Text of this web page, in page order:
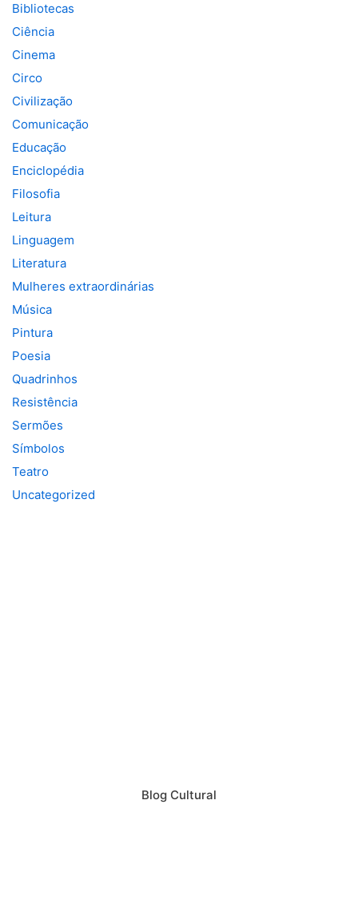
Bibliotecas
Ciência
Cinema
Circo
Civilização
Comunicação
Educação
Enciclopédia
Filosofia
Leitura
Linguagem
Literatura
Mulheres extraordinárias
Música
Pintura
Poesia
Quadrinhos
Resistência
Sermões
Símbolos
Teatro
Uncategorized
Blog Cultural